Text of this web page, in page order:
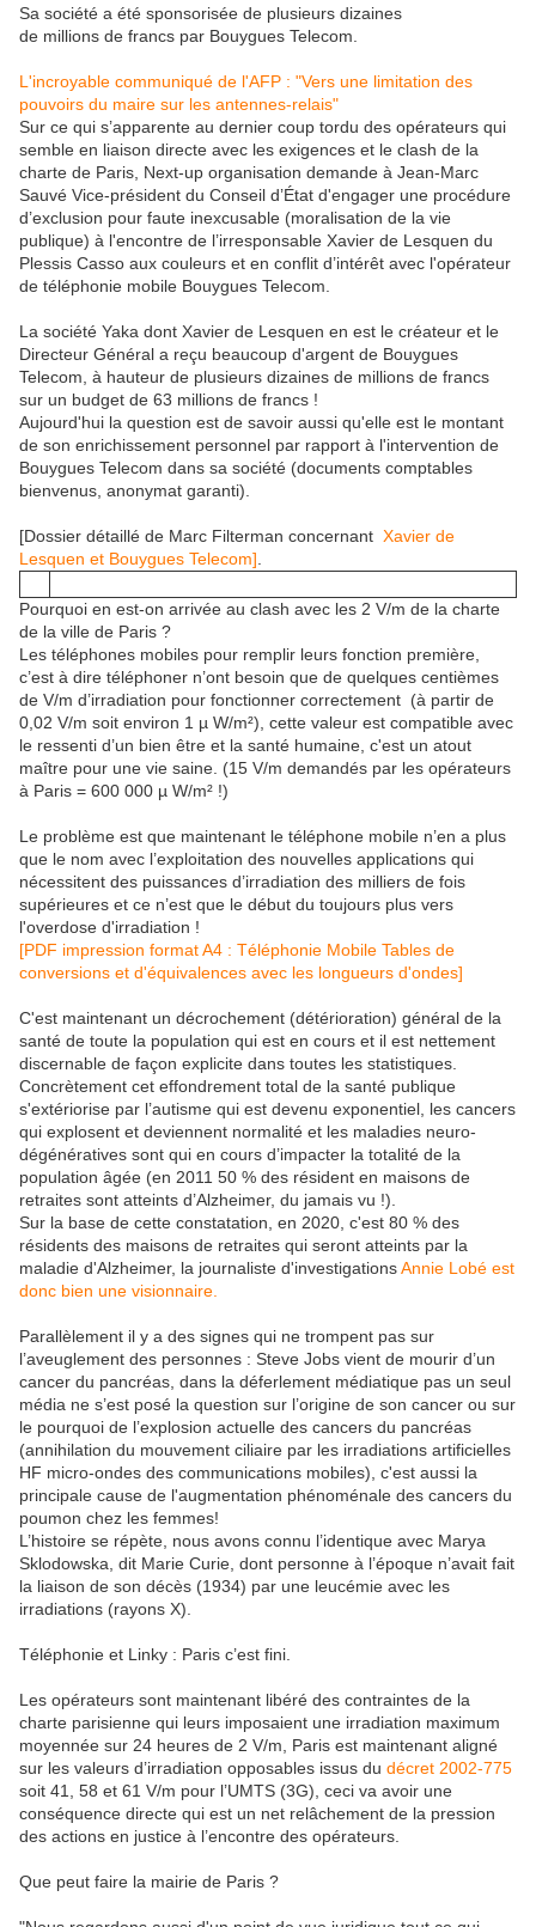
Sa société a été sponsorisée de plusieurs dizaines
de millions de francs par Bouygues Telecom.
L'incroyable communiqué de l'AFP : "Vers une limitation des
pouvoirs du maire sur les antennes-relais"
Sur ce qui s’apparente au dernier coup tordu des opérateurs qui
semble en liaison directe avec les exigences et le clash de la
charte de Paris, Next-up organisation demande à Jean-Marc
Sauvé Vice-président du Conseil d’État d'engager une procédure
d’exclusion pour faute inexcusable (moralisation de la vie
publique) à l'encontre de l’irresponsable Xavier de Lesquen du
Plessis Casso aux couleurs et en conflit d’intérêt avec l'opérateur
de téléphonie mobile Bouygues Telecom.
La société Yaka dont Xavier de Lesquen en est le créateur et le
Directeur Général a reçu beaucoup d'argent de Bouygues
Telecom, à hauteur de plusieurs dizaines de millions de francs
sur un budget de 63 millions de francs !
Aujourd'hui la question est de savoir aussi qu'elle est le montant
de son enrichissement personnel par rapport à l'intervention de
Bouygues Telecom dans sa société (documents comptables
bienvenus, anonymat garanti).
[Dossier détaillé de Marc Filterman concernant Xavier de
Lesquen et Bouygues Telecom]
Pourquoi en est-on arrivée au clash avec les 2 V/m de la charte
de la ville de Paris ?
Les téléphones mobiles pour remplir leurs fonction première,
c’est à dire téléphoner n’ont besoin que de quelques centièmes
de V/m d’irradiation pour fonctionner correctement (à partir de
0,02 V/m soit environ 1 µ W/m²), cette valeur est compatible avec
le ressenti d’un bien être et la santé humaine, c'est un atout
maître pour une vie saine. (15 V/m demandés par les opérateurs
à Paris = 600 000 µ W/m² !)
Le problème est que maintenant le téléphone mobile n’en a plus
que le nom avec l’exploitation des nouvelles applications qui
nécessitent des puissances d’irradiation des milliers de fois
supérieures et ce n’est que le début du toujours plus vers
l'overdose d'irradiation !
[PDF impression format A4 : Téléphonie Mobile Tables de
conversions et d'équivalences avec les longueurs d'ondes]
C'est maintenant un décrochement (détérioration) général de la
santé de toute la population qui est en cours et il est nettement
discernable de façon explicite dans toutes les statistiques.
Concrètement cet effondrement total de la santé publique
s'extériorise par l’autisme qui est devenu exponentiel, les cancers
qui explosent et deviennent normalité et les maladies neuro-
dégénératives sont qui en cours d’impacter la totalité de la
population âgée (en 2011 50 % des résident en maisons de
retraites sont atteints d’Alzheimer, du jamais vu !).
Sur la base de cette constatation, en 2020, c'est 80 % des
résidents des maisons de retraites qui seront atteints par la
maladie d'Alzheimer, la journaliste d'investigationsAnnie Lobé est
donc bien une visionnaire.
Parallèlement il y a des signes qui ne trompent pas sur
l’aveuglement des personnes : Steve Jobs vient de mourir d’un
cancer du pancréas, dans la déferlement médiatique pas un seul
média ne s’est posé la question sur l’origine de son cancer ou sur
le pourquoi de l’explosion actuelle des cancers du pancréas
(annihilation du mouvement ciliaire par les irradiations artificielles
HF micro-ondes des communications mobiles), c'est aussi la
principale cause de l'augmentation phénoménale des cancers du
poumon chez les femmes!
L’histoire se répète, nous avons connu l’identique avec Marya
Sklodowska, dit Marie Curie, dont personne à l’époque n’avait fait
la liaison de son décès (1934) par une leucémie avec les
irradiations (rayons X).
Téléphonie et Linky : Paris c’est fini.
Les opérateurs sont maintenant libéré des contraintes de la
charte parisienne qui leurs imposaient une irradiation maximum
moyennée sur 24 heures de 2 V/m, Paris est maintenant aligné
sur les valeurs d’irradiation opposables issus du décret 2002-775
soit 41, 58 et 61 V/m pour l’UMTS (3G), ceci va avoir une
conséquence directe qui est un net relâchement de la pression
des actions en justice à l’encontre des opérateurs.
Que peut faire la mairie de Paris ?